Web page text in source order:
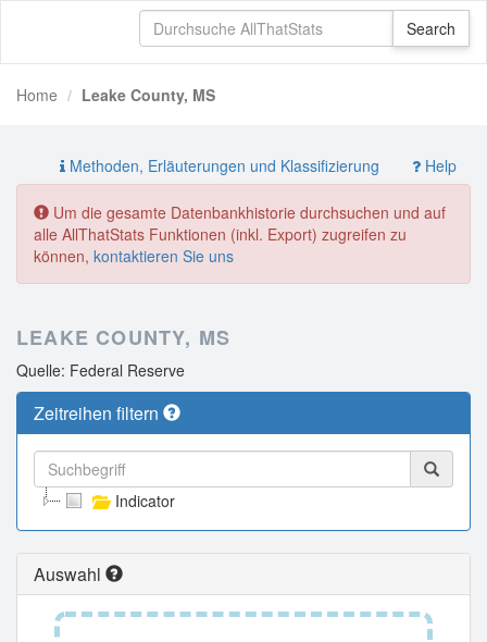
Home Leake County, MS
Methoden, Erläuterungen und Klassifizierung Help
Um die gesamte Datenbankhistorie durchsuchen und auf
alle AllThatStats Funktionen (inkl. Export) zugreifen zu
können, kontaktieren Sie uns
LEAKE COUNTY, MS
Quelle: Federal Reserve
Zeitreihen filtern
Indicator
Auswahl